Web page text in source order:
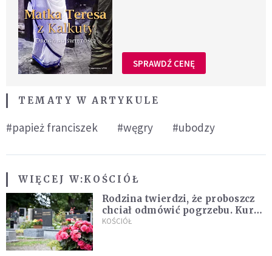
SPRAWDŹ CENĘ
TEMATY W ARTYKULE
#papież franciszek #węgry #ubodzy
WIĘCEJ W:KOŚCIÓŁ
Rodzina twierdzi, że proboszcz
chciał odmówić pogrzebu. Kuria
zapowiada wyjaśnienia
KOŚCIÓŁ